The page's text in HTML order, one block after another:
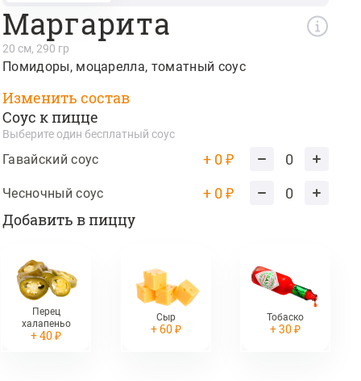
Маргарита
20 см, 290 гр
Помидоры моцарелла томатный соус
Изменить состав
Соус к пицце
Выберите один бесплатный соус
Гавайский соус + 0 ₽ 0
Чесночный соус + 0 ₽
0
Добавить в пиццу
Перец
халапеньо
+ 40 ₽
Сыр
+ 60 ₽
Тобаско
+ 30 ₽
30 см. HANS, дон бекон,
нельзя